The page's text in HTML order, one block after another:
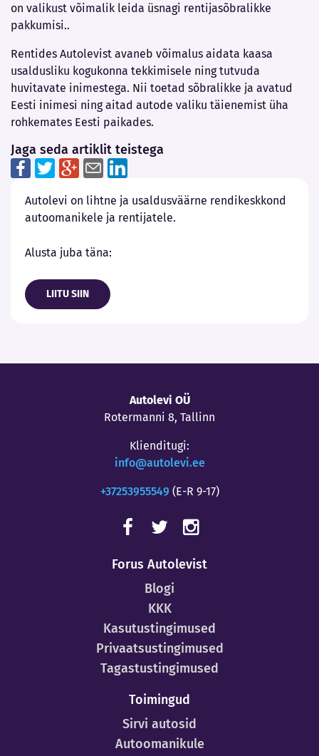
on valikust võimalik leida üsnagi rentijasõbralikke
pakkumisi..
Rentides Autolevist avaneb võimalus aidata kaasa
usaldusliku kogukonna tekkimisele ning tutvuda
huvitavate inimestega. Nii toetad sõbralikke ja avatud
Eesti inimesi ning aitad autode valiku täienemist üha
rohkemates Eesti paikades.
Jaga seda artiklit teistega
Autolevi on lihtne ja usaldusväärne rendikeskkond
autoomanikele ja rentijatele.
Alusta juba täna:
LIITU SIIN
Autolevi OÜ
Rotermanni 8, Tallinn
Klienditugi:
info@autolevi.ee
+37253955549 (E-R 9-17)
Forus Autolevist
Blogi
KKK
Kasutustingimused
Privaatsustingimused
Tagastustingimused
Toimingud
Sirvi autosid
Autoomanikule